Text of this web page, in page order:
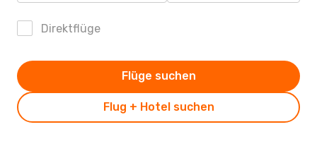
Direktflüge
Flug + Hotel suchen
Flüge suchen